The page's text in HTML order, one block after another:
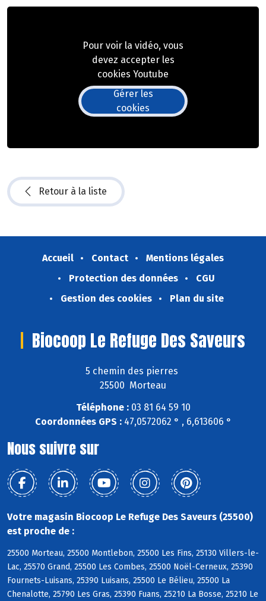
Pour voir la vidéo, vous
devez accepter les
cookies Youtube
Gérer les
cookies
Retour à la liste
Accueil Contact
Mentions légales
Protection des données
CGU
Gestion des cookies
Plan du site
Biocoop Le Refuge Des Saveurs
5 chemin des pierres
25500 Morteau
Téléphone :03 81 64 59 10
Coordonnées GPS :47,0572062 ° , 6,613606 °
Nous suivre sur
Votre magasin Biocoop Le Refuge Des Saveurs (25500)
est proche de :
25500 Morteau, 25500 Montlebon, 25500 Les Fins, 25130 Villers-le-
Lac, 25570 Grand, 25500 Les Combes, 25500 Noël-Cerneux, 25390
Fournets-Luisans, 25390 Luisans, 25500 Le Bélieu, 25500 La
Chenalotte, 25790 Les Gras, 25390 Fuans, 25210 La Bosse, 25210 Le